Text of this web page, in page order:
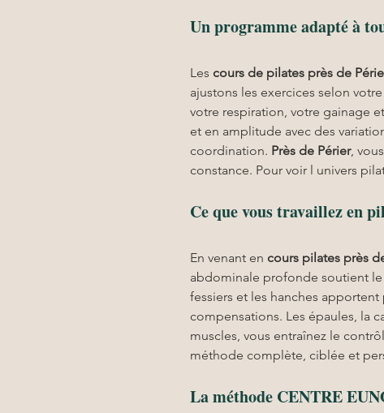
Un programme adapté à
Les cours de pilates près de
ajustons les exercices selon
votre respiration, votre gainage
et en amplitude avec des
coordination. Près de Périer,
constance. Pour voir l univers
Ce que vous travaillez en
En venant en cours pilates près
abdominale profonde soutient le
fessiers et les hanches
compensations. Les épaules, la
muscles, vous entraînez le
méthode complète, ciblée et
La méthode CENTRE